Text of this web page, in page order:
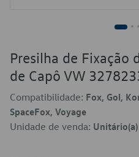
Presilha de Fixação
de Capô VW
Compatibilidade: Fox, Gol,
SpaceFox, Voyage
Unidade de venda: Unitário(a)